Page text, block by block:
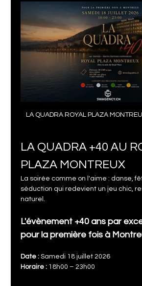
LA QUADRA ROYAL PLAZA
LA QUADRA +40 AU
PLAZA MONTREUX
La soirée comme on l'aime : danse,
séduction qui redevient un jeu chic,
naturel.
L'évènement +40 ans par
pour la première fois à
Date : Samedi 18 juillet 2026
Horaire : 18h00 – 23h00